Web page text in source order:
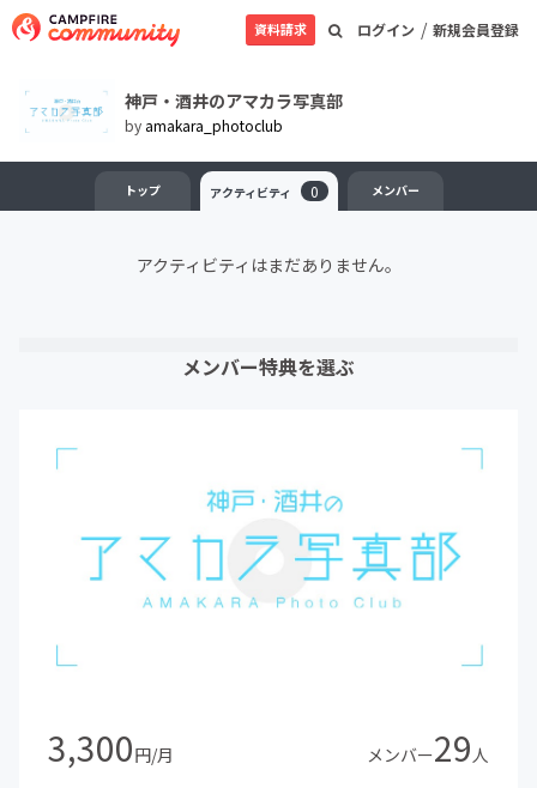
ログイン / 新規会員登録
資料請求
神戸・酒井のアマカラ写真部
by amakara_photoclub
トップ アクティビティ 0 メンバー
アクティビティはまだありません。
メンバー特典を選ぶ
3,300円/月 メンバー29 人